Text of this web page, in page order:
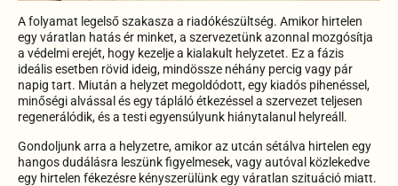
A folyamat legelső szakasza a riadókészültség. Amikor hirtelen
egy váratlan hatás ér minket, a szervezetünk azonnal mozgósítja
a védelmi erejét, hogy kezelje a kialakult helyzetet. Ez a fázis
ideális esetben rövid ideig, mindössze néhány percig vagy pár
napig tart. Miután a helyzet megoldódott, egy kiadós pihenéssel,
minőségi alvással és egy tápláló étkezéssel a szervezet teljesen
regenerálódik, és a testi egyensúlyunk hiánytalanul helyreáll.
Gondoljunk arra a helyzetre, amikor az utcán sétálva hirtelen egy
hangos dudálásra leszünk figyelmesek, vagy autóval közlekedve
egy hirtelen fékezésre kényszerülünk egy váratlan szituáció miatt.